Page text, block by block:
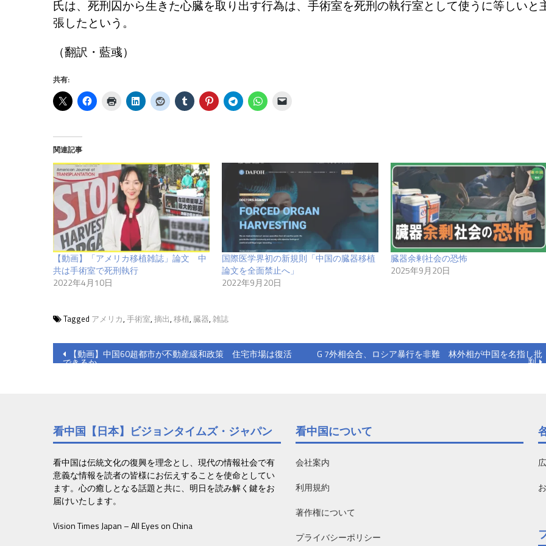
氏は、死刑囚から生きた心臓を取り出す行為は、手術室を死刑の執行室として使うに等しいと
張したという。
（翻訳・藍彧）
共有:
関連記事
【動画】「アメリカ移植雑誌」論文 中
共は手術室で死刑執行
2022年4月10日
国際医学界初の新規則「中国の臓器移植
論文を全面禁止へ」
2022年9月20日
臓器余剰社会の恐怖
2025年9月20日
Tagged アメリカ, 手術室, 摘出, 移植, 臓器, 雑誌
投
ビ
ゲ
ー
シ
ョ
ン
【動画】中国60超都市が不動産緩和政策 住宅市場は復活
できるか
G 7外相会合、ロシア暴行を非難 林外相が中国を名指し批
判
看中国【日本】ビジョンタイムズ・ジャパン
看中国は伝統文化の復興を理念とし、現代の情報社会で有
意義な情報を読者の皆様にお伝えすることを使命としてい
ます。心の癒しとなる話題と共に、明日を読み解く鍵をお
届けいたします。
Vision Times Japan – All Eyes on China
看中国について
会社案内
利用規約
著作権について
プライバシーポリシー